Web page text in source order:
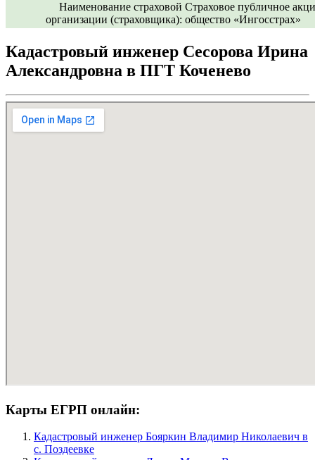
Наименование страховой
организации (страховщика):
Страховое публичное
общество «Ингосстрах»
Кадастровый инженер Сесорова Ирина
Александровна в ПГТ Коченево
Карты ЕГРП онлайн:
Кадастровый инженер Бояркин Владимир Николаевич в
c. Поздеевке